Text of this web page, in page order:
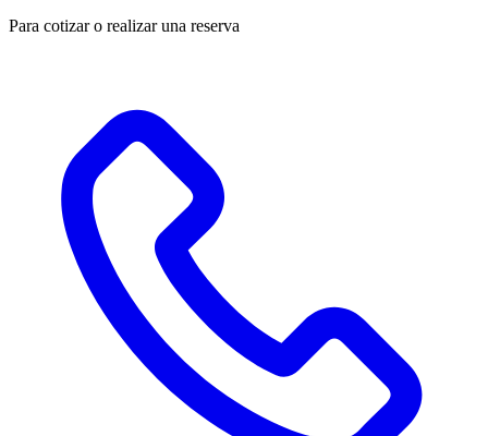
Para cotizar o realizar una reserva